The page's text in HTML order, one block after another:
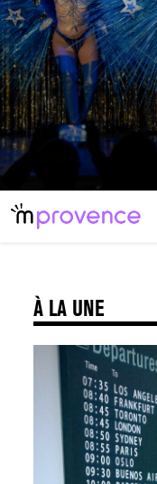
À LA UNE